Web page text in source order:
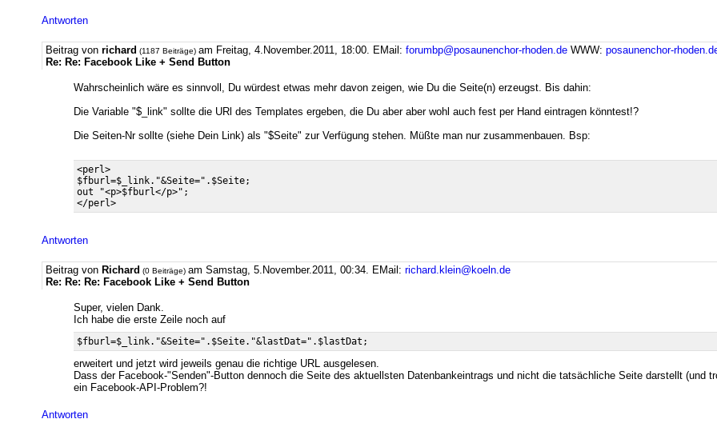
Antworten
Beitrag von richard (1187 Beiträge) am Freitag, 4.November.2011, 18:00. EMail: forumbp@posaunenchor-rhoden.de WWW: posaunenchor-
Re: Re: Facebook Like + Send Button
Wahrscheinlich wäre es sinnvoll, Du würdest etwas mehr davon zeigen, wie Du die Seite(n) erzeugst. Bis dahin:
Die Variable "$_link" sollte die URl des Templates ergeben, die Du aber aber wohl auch fest per Hand eintragen könntest!?
Die Seiten-Nr sollte (siehe Dein Link) als "$Seite" zur Verfügung stehen. Müßte man nur zusammenbauen. Bsp:
<perl>
$fburl=$_link."&Seite=".$Seite;
out "<p>$fburl</p>";
Antworten
Beitrag von Richard (0 Beiträge) am Samstag, 5.November.2011, 00:34. EMail: richard.klein@koeln.de
Re: Re: Re: Facebook Like + Send Button
Super, vielen Dank.
Ich habe die erste Zeile noch auf
erweitert und jetzt wird jeweils genau die richtige URL ausgelesen.
Dass der Facebook-"Senden"-Button dennoch die Seite des aktuellsten Datenbankeintrags und nicht die tatsächliche Seite darstellt (und
ein Facebook-API-Problem?!
Antworten